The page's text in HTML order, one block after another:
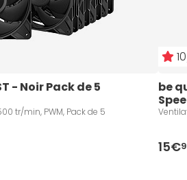
- Noir Pack de 5
tr/min, PWM, Pack de 5
be
15€